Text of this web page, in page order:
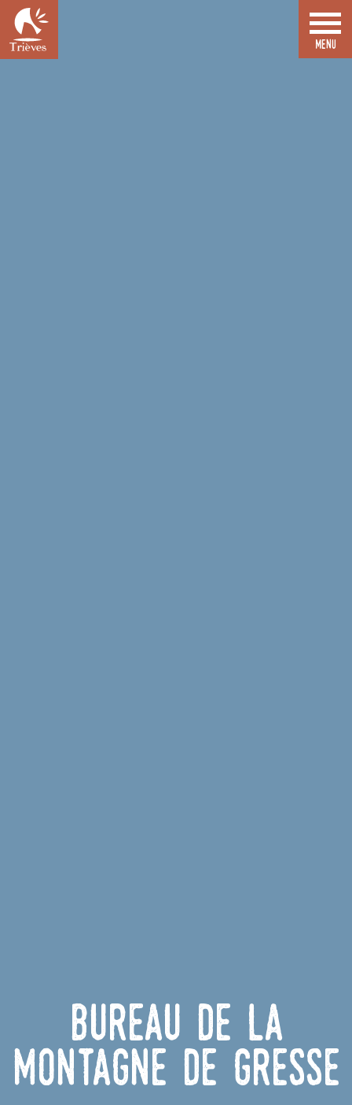
Bureau de la
Montagne de Gresse